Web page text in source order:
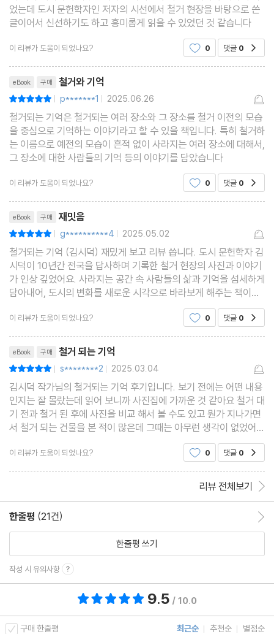
었는데 도시 문헌학자인 저자의 시선에서 철거 현장을 바탕으로 쓴
글이어서 신선하기도 하고 흥미롭게 읽을 수 있었던 것 같습니다
이 리뷰가 도움이 되었나요? 0 댓글 0
eBook 구매 철거와 기억
| p*******1 | 2025.06.26
철거되는 기억은 철거되는 여러 장소와 그 장소를 철거 이전의 모습
을 중심으로 기억하는 이야기라고 할 수 있을 책입니다. 특히 철거하
는 이름으로 예전의 모습이 흔적 없이 사라지는 여러 장소에 대해서,
그 장소에 대한 사람들의 기억 등의 이야기를 담았습니다
이 리뷰가 도움이 되었나요? 0 댓글 0
eBook 구매 재밋음
| g**********4 | 2025.05.02
철거되는 기억 (김시덕) 재밌게 보고 리뷰 씁니다. 도시 문헌학자 김
시덕이 10년간 전국을 답사하며 기록한 철거 현장의 사진과 이야기
가 인상 깊었어요. 사라지는 공간 속 사람들의 삶과 기억을 섬세하게
담아내어, 도시의 변화를 새로운 시각으로 바라보게 해주는 책이었
이 리뷰가 도움이 되었나요? 0 댓글 0
eBook 구매 철거 되는 기억
| s********2 | 2025.03.04
김시덕 작가님의 철거되는 기억 후기입니다. 보기 전에는 어떤 내용
인지는 잘 몰랐는데 읽어 보니까 사진집에 가까운 것 같아요 철거 대
기 전과 철거 된 후에 사진을 비교 해서 볼 수도 있고 뭔가 지나가면
서 철거 되는 건물을 본 적이 많은데 그때는 아무런 생각이 없었어요
근데 이 책을 보고 나니까 조금 다른 시각으로 보여지는 느낌입니다.
이 리뷰가 도움이 되었나요? 0 댓글 0
리뷰 전체보기
한줄평 (21건)
한줄평 쓰기
작성 시 유의사항
9.5 / 10.0
구매 한줄평 최근순 추천순 별점순